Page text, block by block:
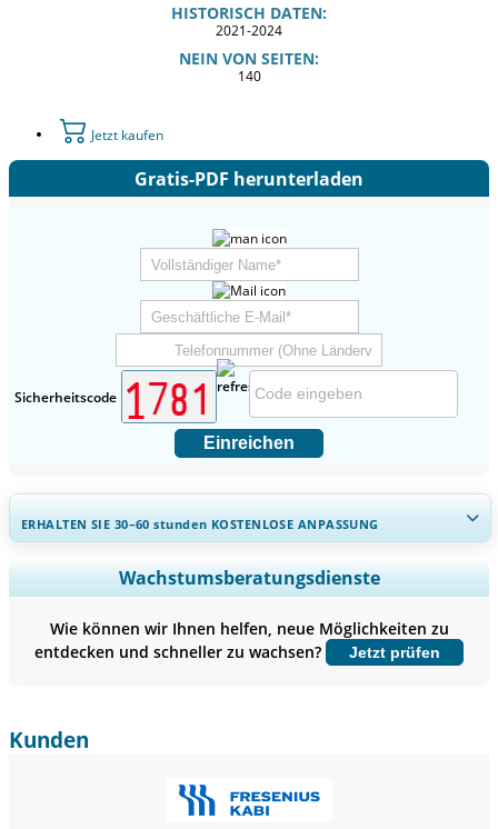
HISTORISCH DATEN:
2021-2024
NEIN VON SEITEN:
140
Jetzt kaufen
Gratis-PDF herunterladen
Sicherheitscode
Einreichen
ERHALTEN SIE 30–60stunden KOSTENLOSE ANPASSUNG
Regionale und länderspezifische Abdeckung erweitern,
Segmentanalyse, Unternehmensprofile, Wettbewerbs-
Jetzt anpassen
Wachstumsberatungsdienste
Wie können wir Ihnen helfen, neue Möglichkeiten zu
entdecken und schneller zu wachsen?
Jetzt prüfen
Kunden